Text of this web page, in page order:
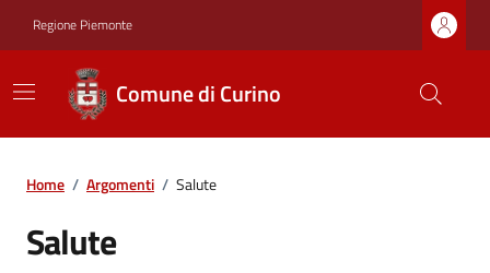
Regione Piemonte
Comune di Curino
Home / Argomenti / Salute
Salute